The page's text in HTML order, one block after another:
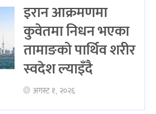
इरान आक्रमणमा
कुवेतमा निधन भएका
तामाङको पार्थिव शरीर
स्वदेश ल्याइँदै
अगस्ट १, २०२६